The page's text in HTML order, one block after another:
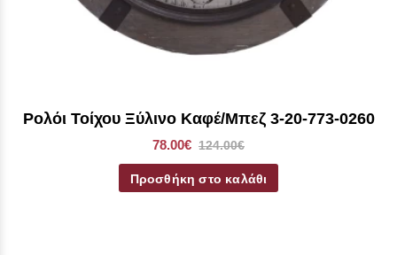
Ρολόι Τοίχου Ξύλινο Καφέ/Μπεζ 3-20-773-0260
78.00€ 124.00€
Προσθήκη στο καλάθι